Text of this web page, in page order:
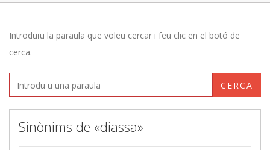
Introduïu la paraula que voleu cercar i feu clic en el botó de
cerca.
CERCA
Sinònims de «diassa»